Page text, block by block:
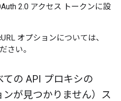
2.0 アクセス トークンに設
オプションについては、
さい。
の API プロキシの
が見つかりません）ス